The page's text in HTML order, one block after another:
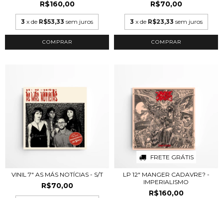
R$160,00
3 x de R$53,33 sem juros
R$70,00
3 x de R$23,33 sem juros
VINIL 7" AS MÁS NOTÍCIAS - S/T
R$70,00
FRETE GRÁTIS
LP 12" MANGER CADAVRE? -
IMPERIALISMO
R$160,00